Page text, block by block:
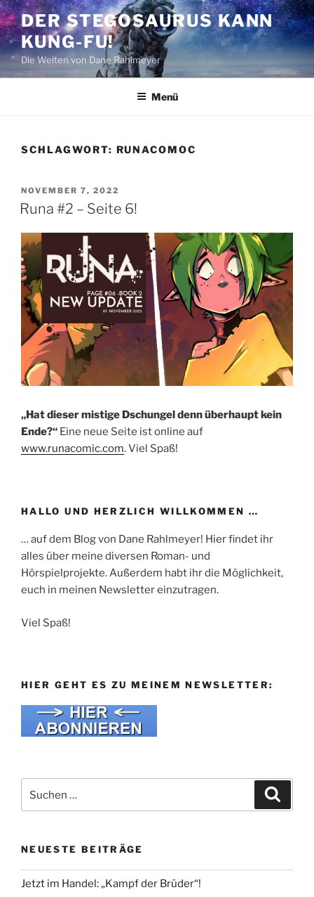
Zum
Inhalt
springen
DER STEGOSAURUS KANN
KUNG-FU!
Die Welten von Dane Rahlmeyer
Menü
SCHLAGWORT: RUNACOMOC
VERÖFFENTLICHT
AM
NOVEMBER 7, 2022
Runa #2 – Seite 6!
„Hat dieser mistige Dschungel denn überhaupt kein
Ende?“ Eine neue Seite ist online auf
www.runacomic.com. Viel Spaß!
HALLO UND HERZLICH WILLKOMMEN …
… auf dem Blog von Dane Rahlmeyer! Hier findet ihr
alles über meine diversen Roman- und
Hörspielprojekte. Außerdem habt ihr die Möglichkeit,
euch in meinen Newsletter einzutragen.
Viel Spaß!
HIER GEHT ES ZU MEINEM NEWSLETTER:
nach:
NEUESTE BEITRÄGE
Jetzt im Handel: „Kampf der Brüder“!